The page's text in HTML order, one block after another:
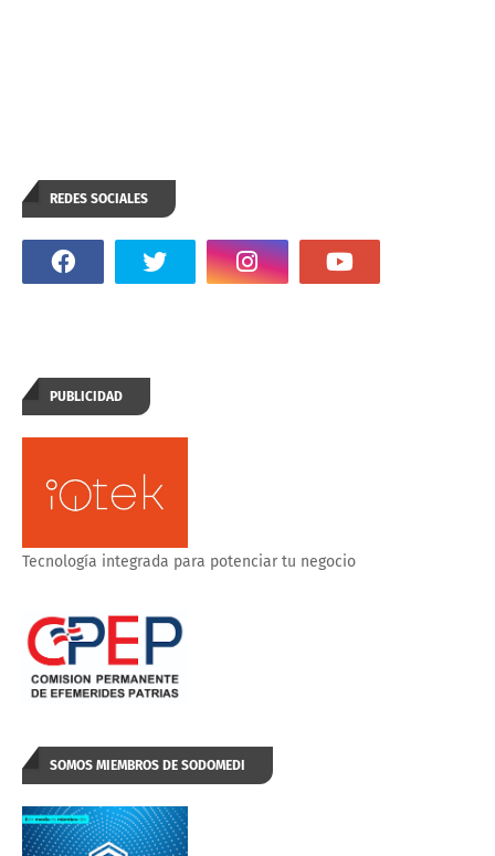
REDES SOCIALES
PUBLICIDAD
Tecnología integrada para potenciar tu negocio
SOMOS MIEMBROS DE SODOMEDI